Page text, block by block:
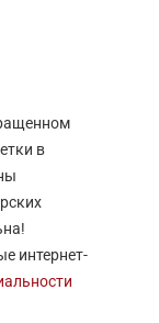
в
интернет-